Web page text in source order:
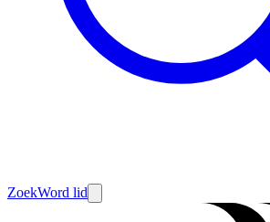
ZoekWord lid